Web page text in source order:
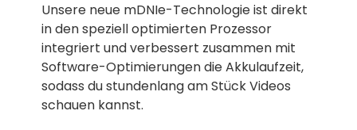
Unsere neue mDNIe-Technologie ist direkt
in den speziell optimierten Prozessor
integriert und verbessert zusammen mit
Software-Optimierungen die Akkulaufzeit,
sodass du stundenlang am Stück Videos
schauen kannst.